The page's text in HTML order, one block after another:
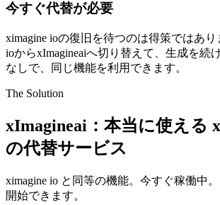
今すぐ代替が必要
ximagine ioの復旧を待つのは得策ではあり
ioからxImagineaiへ切り替えて、生成を続
なしで、同じ機能を利用できます。
The Solution
xImagineai：本当に使える
の代替サービス
ximagine io と同等の機能。今すぐ稼働中
開始できます。